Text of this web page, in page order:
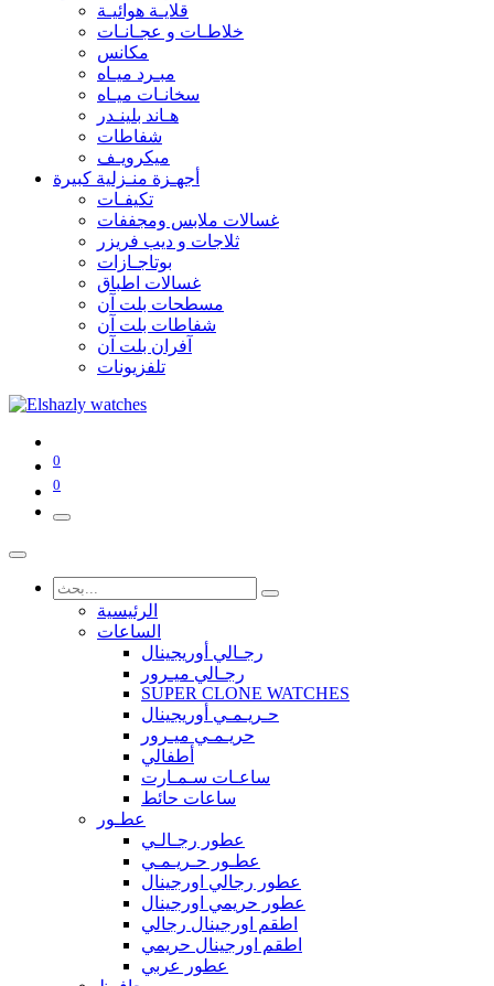
قلايـة هوائيـة
خلاطـات و عجـانـات
مكانس
مبـرد ميـاه
سخانـات ميـاه
هـاند بلينـدر
شفاطات
ميكرويـف
أجهـزة منـزلية كبيرة
تكيفـات
غسالات ملابس ومجففات
ثلاجات و ديب فريزر
بوتاجـازات
غسالات اطباق
مسطحات بلت آن
شفاطات بلت آن
آفران بلت آن
تلفزيونات
0
0
الرئيسية
الساعات
رجـالي أوريجينال
رجـالي ميـرور
SUPER CLONE WATCHES
حـريـمـي أوريجينال
حريـمـي ميـرور
أطفالي
ساعـات سـمـارت
ساعات حائط
عطـور
عطور رجـالـي
عطـور حـريـمـي
عطور رجالي اورجينال
عطور حريمي اورجينال
اطقم اورجينال رجالي
اطقم اورجينال حريمي
عطور عربي